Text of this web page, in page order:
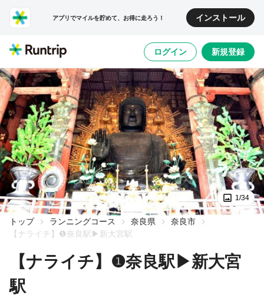
アプリでマイルを貯めて、お得に走ろう！ インストール
ログイン 新規登録
1/34
トップ ランニングコース 奈良県
奈良市
【ナライチ】❶奈良駅▶新大宮駅
【ナライチ】❶奈良駅▶新大宮
駅